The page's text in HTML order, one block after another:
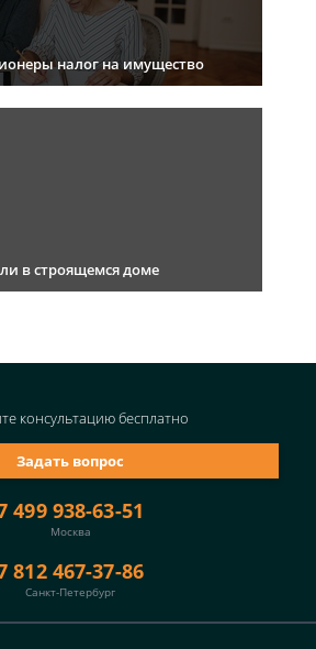
налог на имущество
в строящемся доме
499 938-63-51
Москва
812 467-37-86
Санкт-Петербург
Задать вопрос
консультациюбесплатно